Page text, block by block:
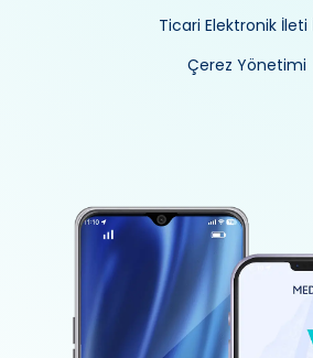
Ticari Elektronik İleti
Çerez Yönetimi